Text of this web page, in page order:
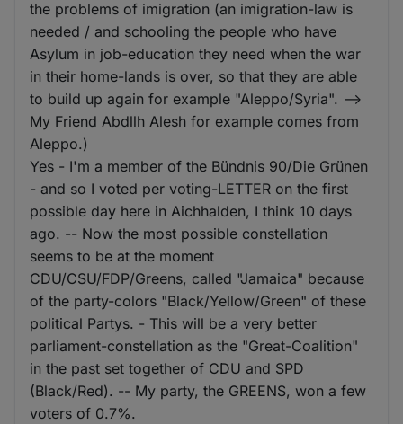
the problems of imigration (an imigration-law is
needed / and schooling the people who have
Asylum in job-education they need when the war
in their home-lands is over, so that they are able
to build up again for example "Aleppo/Syria". -->
My Friend Abdllh Alesh for example comes from
Aleppo.)
Yes - I'm a member of the Bündnis 90/Die Grünen
- and so I voted per voting-LETTER on the first
possible day here in Aichhalden, I think 10 days
ago. -- Now the most possible constellation
seems to be at the moment
CDU/CSU/FDP/Greens, called "Jamaica" because
of the party-colors "Black/Yellow/Green" of these
political Partys. - This will be a very better
parliament-constellation as the "Great-Coalition"
in the past set together of CDU and SPD
(Black/Red). -- My party, the GREENS, won a few
voters of 0.7%.